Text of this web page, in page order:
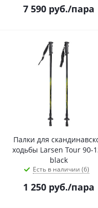
7 590 руб./пара
Палки для
ходьбы Larsen Tour 90-
black
Есть в наличии (6)
1 250 руб./пара